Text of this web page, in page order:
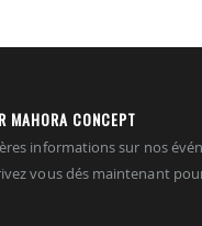
MAHORA CONCEPT
informations sur nos
vous dés maintenant